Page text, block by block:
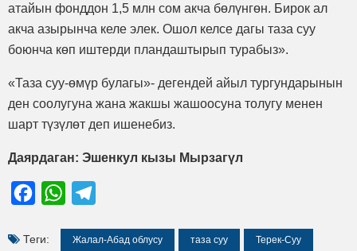
атайын фонддон 1,5 млн сом акча бөлүнгөн. Бирок ал
акча азырынча келе элек. Ошол келсе дагы таза суу
боюнча көп иштерди пландаштырып турабыз».
«Таза суу-өмүр булагы»- дегендей айыл тургундарынын
ден соолугуна жана жакшы жашоосуна толугу менен
шарт түзүлөт деп ишенебиз.
Даярдаган: Эшенкул кызы Мырзагүл
FacebookWhatsApp
Теги: Жалал-Абад облусу таза суу Терек-Суу